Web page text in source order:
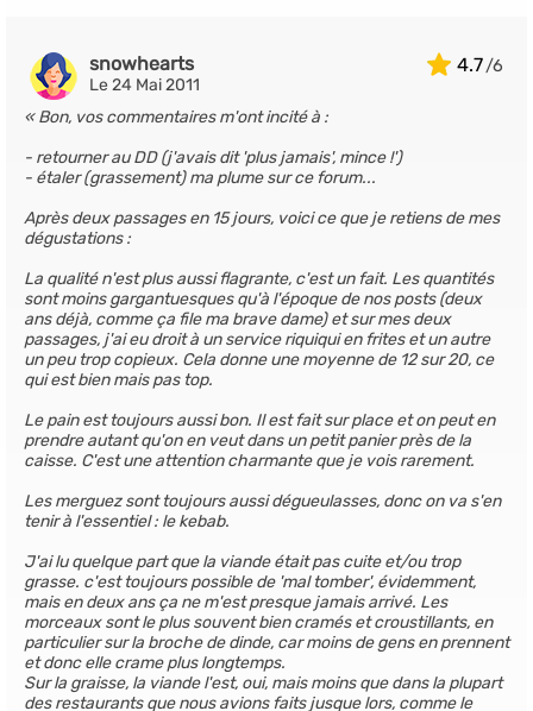
4.7
snowhearts
Le 24 Mai 2011
Bon, vos commentaires m'ont incité à :
- retourner au DD (j'avais dit 'plus jamais', mince !')
- étaler (grassement) ma plume sur ce forum...
Après deux passages en 15 jours, voici ce que je retiens de mes
dégustations :
La qualité n'est plus aussi flagrante, c'est un fait. Les quantités
sont moins gargantuesques qu'à l'époque de nos posts (deux
ans déjà, comme ça file ma brave dame) et sur mes deux
passages, j'ai eu droit à un service riquiqui en frites et un autre
un peu trop copieux. Cela donne une moyenne de 12 sur 20, ce
qui est bien mais pas top.
Le pain est toujours aussi bon. Il est fait sur place et on peut en
prendre autant qu'on en veut dans un petit panier près de la
caisse. C'est une attention charmante que je vois rarement.
Les merguez sont toujours aussi dégueulasses, donc on va s'en
tenir à l'essentiel : le kebab.
J'ai lu quelque part que la viande était pas cuite et/ou trop
grasse. c'est toujours possible de 'mal tomber', évidemment,
mais en deux ans ça ne m'est presque jamais arrivé. Les
morceaux sont le plus souvent bien cramés et croustillants, en
particulier sur la broche de dinde, car moins de gens en prennent
et donc elle crame plus longtemps.
Sur la graisse, la viande l'est, oui, mais moins que dans la plupart
des restaurants que nous avions faits jusque lors, comme le